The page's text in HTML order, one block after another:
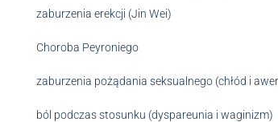
zaburzenia erekcji (Jin Wei)
Choroba Peyroniego
zaburzenia pożądania seksualnego (chłód i
ból podczas stosunku (dyspareunia i waginizm)